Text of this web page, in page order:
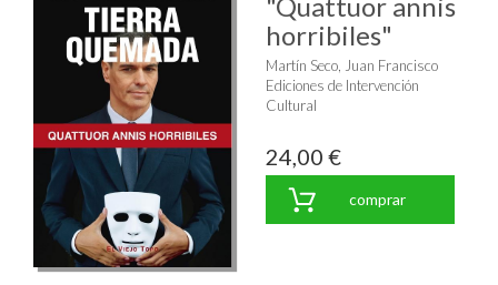
horribiles"
Martín Seco, Juan Francisco
Ediciones de Intervención
Cultural
24,00 €
comprar